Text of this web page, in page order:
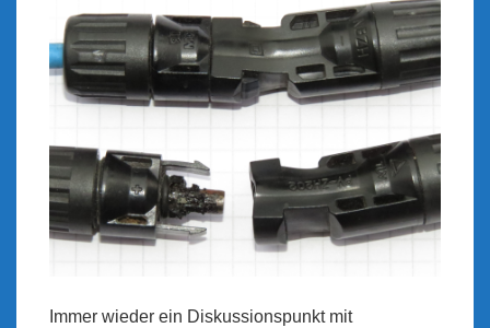
Immer wieder ein Diskussionspunkt mit